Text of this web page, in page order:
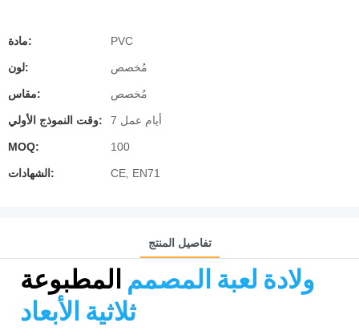
مادة: PVC
لون: مُخصص
مقاس: مُخصص
وقت النموذج الأولي: 7 أيام عمل
MOQ: 100
الشهادات: CE, EN71
تفاصيل المنتج
ولادة لعبة المصممالمطبوعة
ثلاثية الأبعاد